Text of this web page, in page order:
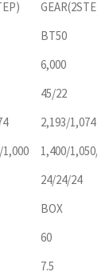
GEAR(2STEP)
BT50
6,000
45/22
2,193/1,074
1,400/1,050/
24/24/24
BOX
60
7.5